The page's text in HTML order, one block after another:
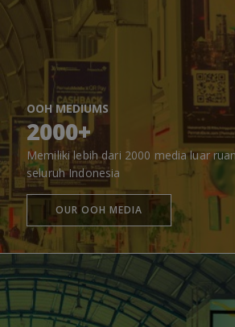
OOH MEDIUMS
2000+
Memiliki lebih dari 2000 media luar
seluruh Indonesia
OUR OOH MEDIA